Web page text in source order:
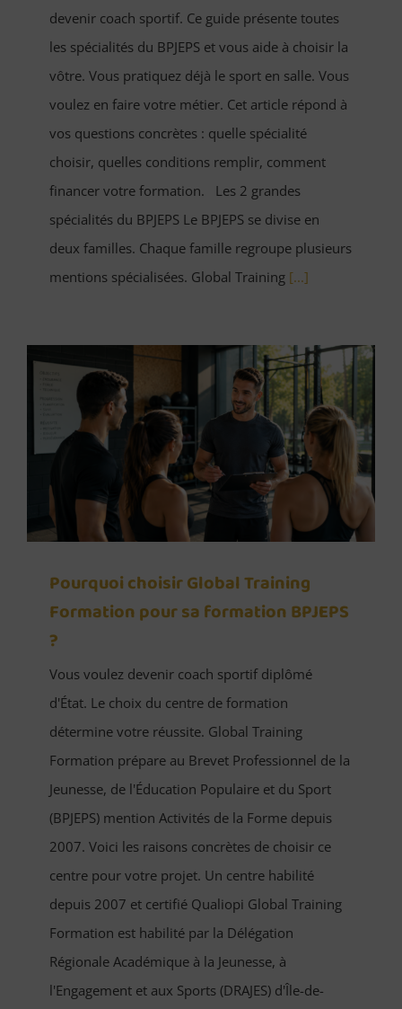
devenir coach sportif. Ce guide présente toutes
les spécialités du BPJEPS et vous aide à choisir la
vôtre. Vous pratiquez déjà le sport en salle. Vous
voulez en faire votre métier. Cet article répond à
vos questions concrètes : quelle spécialité
choisir, quelles conditions remplir, comment
financer votre formation. Les 2 grandes
spécialités du BPJEPS Le BPJEPS se divise en
deux familles. Chaque famille regroupe plusieurs
mentions spécialisées. Global Training [...]
Pourquoi choisir Global Training
Formation pour sa formation BPJEPS
?
Vous voulez devenir coach sportif diplômé
d'État. Le choix du centre de formation
détermine votre réussite. Global Training
Formation prépare au Brevet Professionnel de la
Jeunesse, de l'Éducation Populaire et du Sport
(BPJEPS) mention Activités de la Forme depuis
2007. Voici les raisons concrètes de choisir ce
centre pour votre projet. Un centre habilité
depuis 2007 et certifié Qualiopi Global Training
Formation est habilité par la Délégation
Régionale Académique à la Jeunesse, à
l'Engagement et aux Sports (DRAJES) d'Île-de-